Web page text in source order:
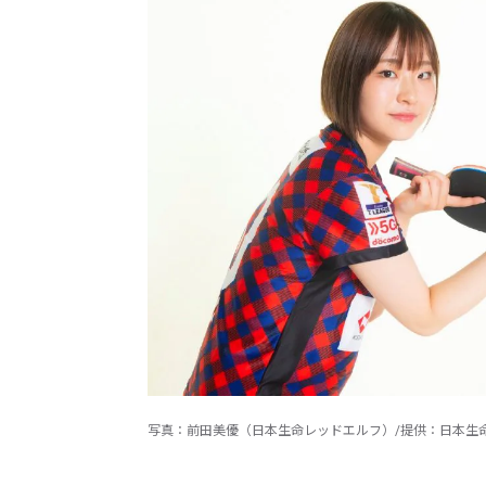
写真：前田美優（日本生命レッドエルフ）/提供：日本生